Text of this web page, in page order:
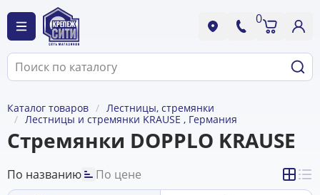
0
Каталог товаров
Лестницы, стремянки
Лестницы и стремянки KRAUSE , Германия
Стремянки DOPPLO KRAUSE
По названию
По цене